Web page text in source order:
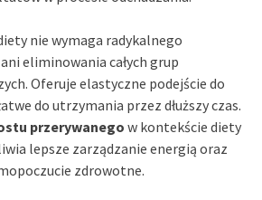
nie wymaga radykalnego
eliminowania całych grup
Oferuje elastyczne podejście do
do utrzymania przez dłuższy czas.
przerywanego w kontekście diety
lepsze zarządzanie energią oraz
zdrowotne.